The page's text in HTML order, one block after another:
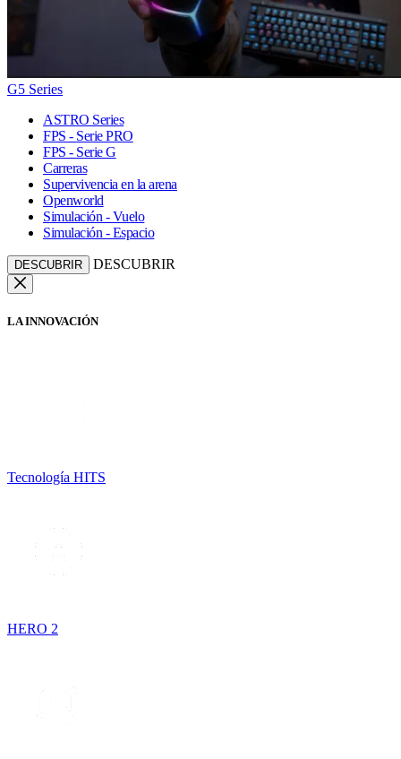
G5 Series
ASTRO Series
FPS - Serie PRO
FPS - Serie G
Carreras
Supervivencia en la arena
Openworld
Simulación - Vuelo
Simulación - Espacio
DESCUBRIR DESCUBRIR
LA INNOVACIÓN
Tecnología HITS
HERO 2